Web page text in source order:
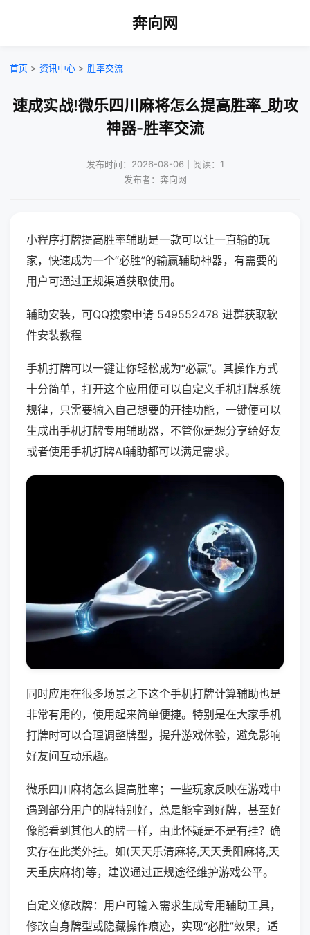
奔向网
首页 > 资讯中心 > 胜率交流
速成实战!微乐四川麻将怎么提高胜率_助攻
神器-胜率交流
发布时间：2026-08-06｜阅读：1
发布者：奔向网
小程序打牌提高胜率辅助是一款可以让一直输的玩
家，快速成为一个“必胜”的输赢辅助神器，有需要的
用户可通过正规渠道获取使用。
辅助安装，可QQ搜索申请 549552478 进群获取软
件安装教程
手机打牌可以一键让你轻松成为“必赢”。其操作方式
十分简单，打开这个应用便可以自定义手机打牌系统
规律，只需要输入自己想要的开挂功能，一键便可以
生成出手机打牌专用辅助器，不管你是想分享给好友
或者使用手机打牌AI辅助都可以满足需求。
同时应用在很多场景之下这个手机打牌计算辅助也是
非常有用的，使用起来简单便捷。特别是在大家手机
打牌时可以合理调整牌型，提升游戏体验，避免影响
好友间互动乐趣。
微乐四川麻将怎么提高胜率；一些玩家反映在游戏中
遇到部分用户的牌特别好，总是能拿到好牌，甚至好
像能看到其他人的牌一样，由此怀疑是不是有挂？确
实存在此类外挂。如(天天乐清麻将,天天贵阳麻将,天
天重庆麻将)等，建议通过正规途径维护游戏公平。
自定义修改牌：用户可输入需求生成专用辅助工具，
修改自身牌型或隐藏操作痕迹，实现“必胜”效果，适